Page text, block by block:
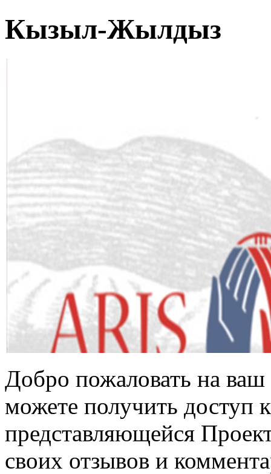
Кызыл-Жылдыз
Добро пожаловать на
можете получить доступ
представляющейся
своих отзывов и